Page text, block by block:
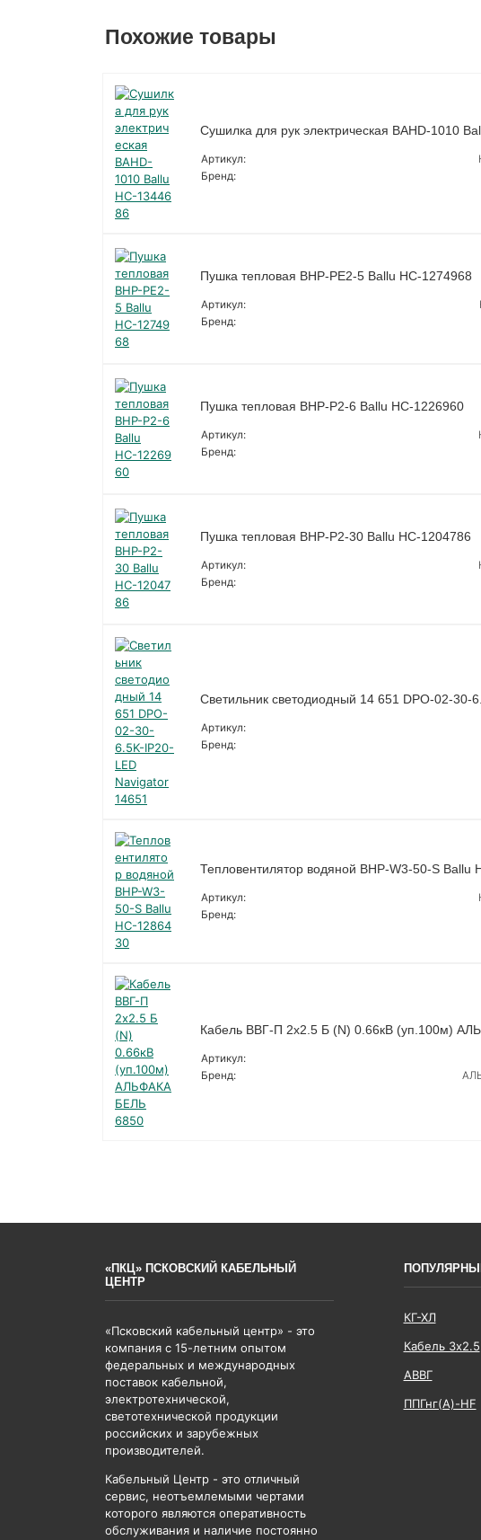
Похожие товары
Сушилка для рук электрическая BAHD-1010
Артикул:
Бренд:
Пушка тепловая BHP-PE2-5 Ballu НС-1274968
Артикул:
Бренд:
Пушка тепловая BHP-P2-6 Ballu НС-1226960
Артикул:
Бренд:
Пушка тепловая BHP-P2-30 Ballu НС-1204786
Артикул:
Бренд:
Светильник светодиодный 14 651 DPO-02-30-
Артикул:
Бренд:
Тепловентилятор водяной BHP-W3-50-S Ballu
Артикул:
Бренд:
Кабель ВВГ-П 2х2.5 Б (N) 0.66кВ (уп.100м)
Артикул:
Бренд:
«ПКЦ» ПСКОВСКИЙ КАБЕЛЬНЫЙ
ЦЕНТР
«Псковский кабельный центр» - это
компания с 15-летним опытом
федеральных и международных
поставок кабельной,
электротехнической,
светотехнической продукции
российских и зарубежных
производителей.
Кабельный Центр - это отличный
сервис, неотъемлемыми чертами
которого являются оперативность
обслуживания и наличие постоянно
КГ-ХЛ
Кабель 3x2.5
АВВГ
ППГнг(А)-HF